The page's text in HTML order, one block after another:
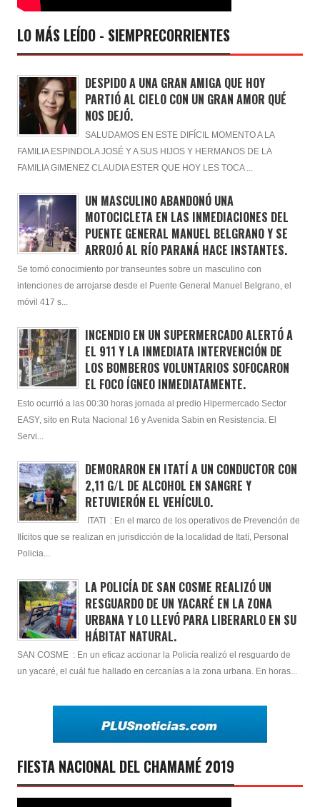
LO MÁS LEÍDO - SIEMPRECORRIENTES
DESPIDO A UNA GRAN AMIGA QUE HOY
PARTIÓ AL CIELO CON UN GRAN AMOR QUÉ
NOS DEJÓ.
SALUDAMOS EN ESTE DIFÍCIL MOMENTO A LA
FAMILIA ESPINDOLA JOSÉ Y A SUS HIJOS Y HERMANOS DE LA
FAMILIA GIMENEZ CLAUDIA ESTER QUE HOY LES TOCA ...
UN MASCULINO ABANDONÓ UNA
MOTOCICLETA EN LAS INMEDIACIONES DEL
PUENTE GENERAL MANUEL BELGRANO Y SE
ARROJÓ AL RÍO PARANÁ HACE INSTANTES.
Se tomó conocimiento por transeuntes sobre un masculino con
intenciones de arrojarse desde el Puente General Manuel Belgrano, el
móvil 417 s...
INCENDIO EN UN SUPERMERCADO ALERTÓ A
EL 911 Y LA INMEDIATA INTERVENCIÓN DE
LOS BOMBEROS VOLUNTARIOS SOFOCARON
EL FOCO ÍGNEO INMEDIATAMENTE.
Esto ocurrió a las 00:30 horas jornada al predio Hipermercado Sector
EASY, sito en Ruta Nacional 16 y Avenida Sabin en Resistencia. El
Servi...
DEMORARON EN ITATÍ A UN CONDUCTOR CON
2,11 G/L DE ALCOHOL EN SANGRE Y
RETUVIERÓN EL VEHÍCULO.
ITATI : En el marco de los operativos de Prevención de
Ilícitos que se realizan en jurisdicción de la localidad de Itatí, Personal
Policia...
LA POLICÍA DE SAN COSME REALIZÓ UN
RESGUARDO DE UN YACARÉ EN LA ZONA
URBANA Y LO LLEVÓ PARA LIBERARLO EN SU
HÁBITAT NATURAL.
SAN COSME : En un eficaz accionar la Policía realizó el resguardo de
un yacaré, el cuál fue hallado en cercanías a la zona urbana. En horas...
FIESTA NACIONAL DEL CHAMAMÉ 2019